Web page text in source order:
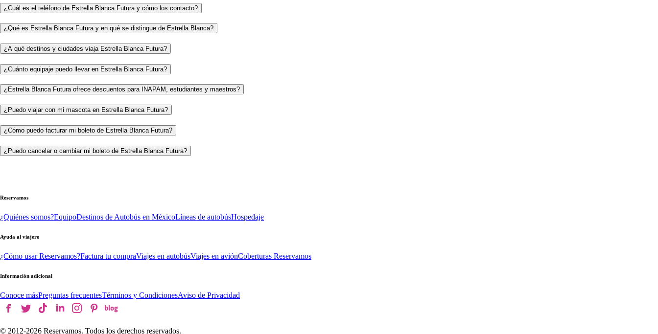
¿Cuál es el teléfono de Estrella Blanca Futura y cómo los contacto?
¿Qué es Estrella Blanca Futura y en qué se distingue de Estrella Blanca?
¿A qué destinos y ciudades viaja Estrella Blanca Futura?
¿Cuánto equipaje puedo llevar en Estrella Blanca Futura?
¿Estrella Blanca Futura ofrece descuentos para INAPAM, estudiantes y maestros?
¿Puedo viajar con mi mascota en Estrella Blanca Futura?
¿Cómo puedo facturar mi boleto de Estrella Blanca Futura?
¿Puedo cancelar o cambiar mi boleto de Estrella Blanca Futura?
Reservamos
¿Quiénes somos?EquipoDestinos de Autobús en MéxicoLíneas de autobúsHospedaje
Ayuda al viajero
¿Cómo usar Reservamos?Factura tu compraViajes en autobúsViajes en aviónCoberturas Reservamos
Información adicional
Conoce másPreguntas frecuentesTérminos y CondicionesAviso de Privacidad
© 2012-2026 Reservamos. Todos los derechos reservados.